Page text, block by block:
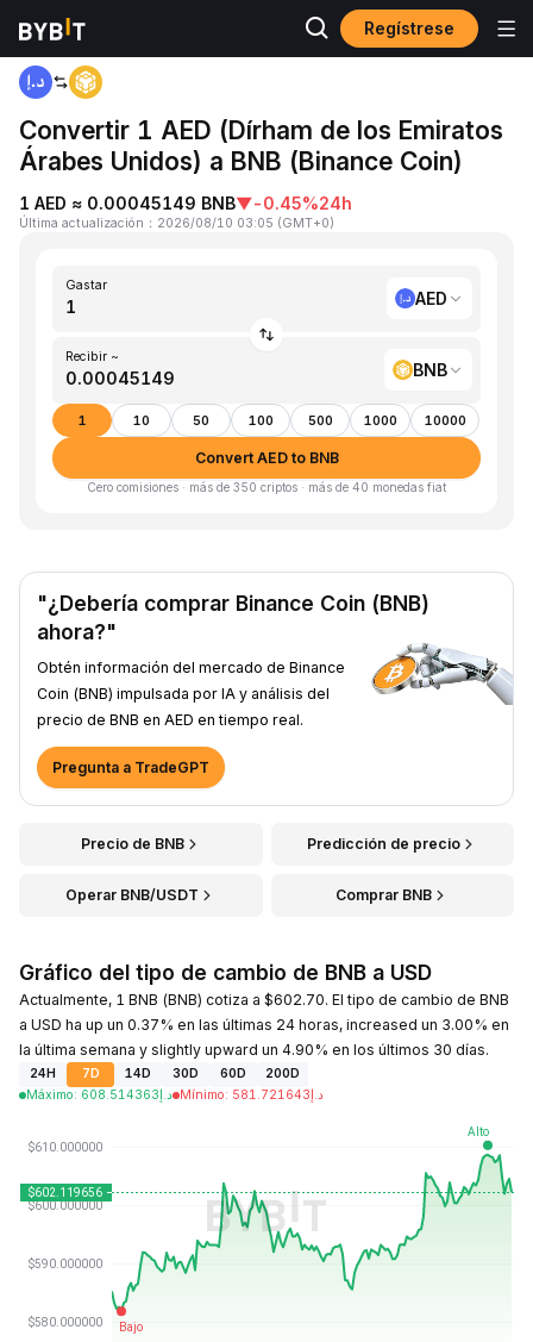
Regístrese
Inicio AED to BNB
Convertir 1 AED (Dírham de los Emiratos
Árabes Unidos) a BNB (Binance Coin)
1 AED ≈ 0.00045149 BNB▼-0.45%24h
Última actualización ： 2026/08/10 03:05 (GMT+0)
Gastar
AED
Recibir ~
BNB
1 10 50 100 500 1000 10000
Convert AED to BNB
Cero comisiones · más de 350 criptos · más de 40 monedas fiat
"¿Debería comprar Binance Coin (BNB)
ahora?"
Obtén información del mercado de Binance
Coin (BNB) impulsada por IA y análisis del
precio de BNB en AED en tiempo real.
Pregunta a TradeGPT
Precio de BNB Predicción de precio
Operar BNB/USDT Comprar BNB
Gráfico del tipo de cambio de BNB a USD
Actualmente, 1 BNB (BNB) cotiza a $602.70. El tipo de cambio de BNB
a USD ha up un 0.37% en las últimas 24 horas, increased un 3.00% en
la última semana y slightly upward un 4.90% en los últimos 30 días.
24H 7D 14D 30D 60D
200D
Máximo: د.إ608.514363 Mínimo: د.إ581.721643
Última actualización: 2026-08-10, 03:05 GMT+0